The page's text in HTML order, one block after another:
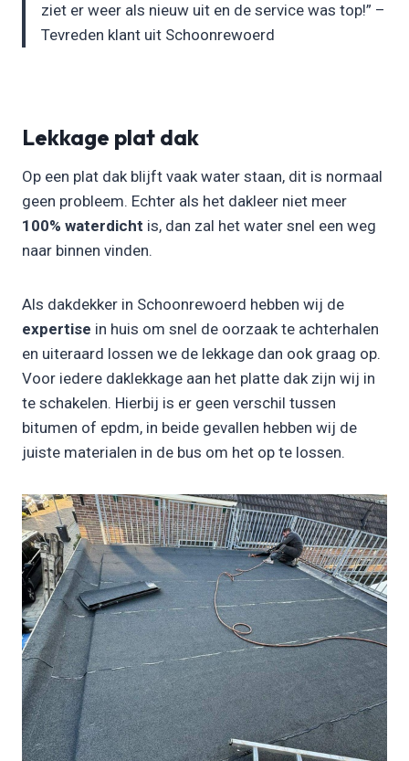
ziet er weer als nieuw uit en de service was top!” –
Tevreden klant uit Schoonrewoerd
Lekkage plat dak
Op een plat dak blijft vaak water staan, dit is normaal
geen probleem. Echter als het dakleer niet meer
100% waterdicht is, dan zal het water snel een weg
naar binnen vinden.
Als dakdekker in Schoonrewoerd hebben wij de
expertise in huis om snel de oorzaak te achterhalen
en uiteraard lossen we de lekkage dan ook graag op.
Voor iedere daklekkage aan het platte dak zijn wij in
te schakelen. Hierbij is er geen verschil tussen
bitumen of epdm, in beide gevallen hebben wij de
juiste materialen in de bus om het op te lossen.